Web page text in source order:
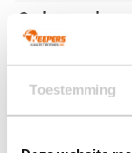
Toestemming
Ondergrond
Doelgroep
Kleur
Merk